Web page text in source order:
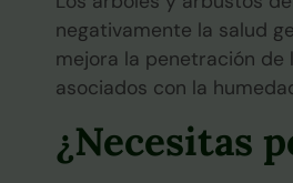
negativamente la salud
mejora la penetración
asociados con la
¿Necesitas